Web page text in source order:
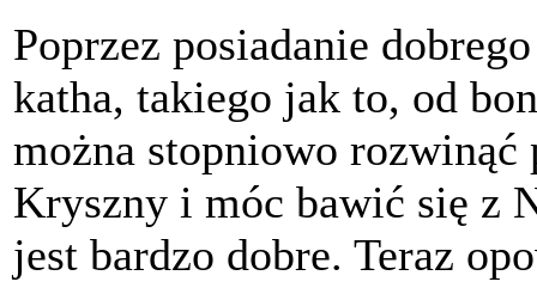
Poprzez posiadanie
katha, takiego jak to, od
można stopniowo
Kryszny i móc bawić się z
jest bardzo dobre. Teraz